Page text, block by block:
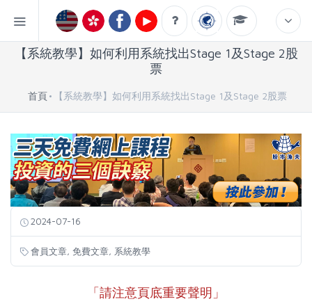
【系統教學】如何利用系統找出Stage 1及Stage 2股
票
首頁 【系統教學】如何利用系統找出Stage 1及Stage 2股票
2024-07-16
會員文章 免費文章 系統教學
「請注意頁底重要聲明」